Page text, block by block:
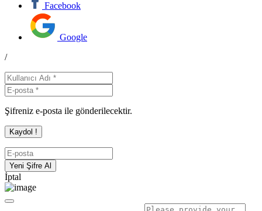
Facebook
Google
/
Şifreniz e-posta ile gönderilecektir.
İptal